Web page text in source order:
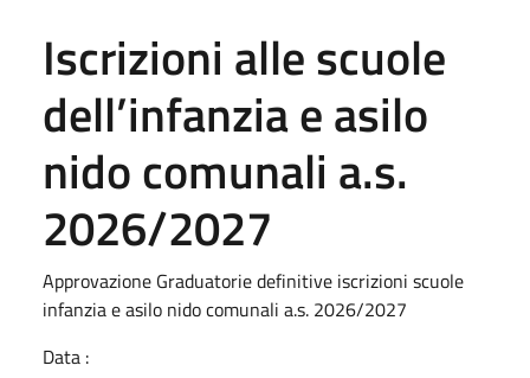
Iscrizioni alle scuole
dell’infanzia e asilo
nido comunali a.s.
2026/2027
Approvazione Graduatorie definitive iscrizioni scuole
infanzia e asilo nido comunali a.s. 2026/2027
Data :